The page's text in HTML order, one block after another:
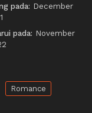
pada: December
pada: November
Romance